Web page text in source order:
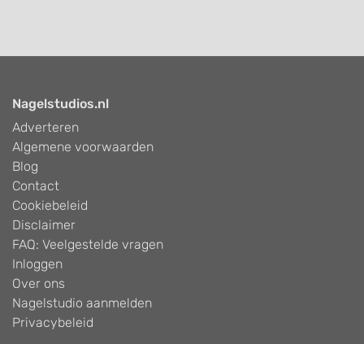
Nagelstudios.nl
Adverteren
Algemene voorwaarden
Blog
Contact
Cookiebeleid
Disclaimer
FAQ: Veelgestelde vragen
Inloggen
Over ons
Nagelstudio aanmelden
Privacybeleid